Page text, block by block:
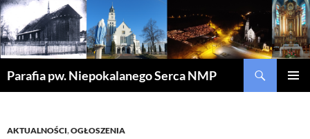
Parafia pw. Niepokalanego Serca NMP
AKTUALNOŚCI,OGŁOSZENIA